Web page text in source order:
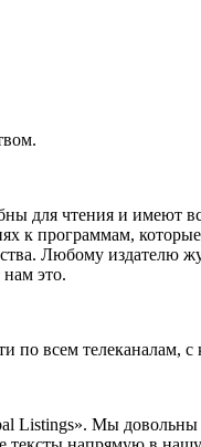
для чтения и имеют
к программам,
Любому
это.
по всем
Мы довольны